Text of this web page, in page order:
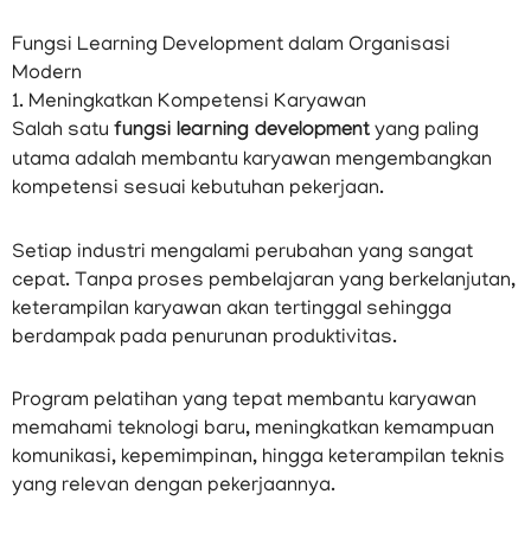
Fungsi Learning Development dalam Organisasi
Modern
1. Meningkatkan Kompetensi Karyawan
Salah satu fungsi learning development yang paling
utama adalah membantu karyawan mengembangkan
kompetensi sesuai kebutuhan pekerjaan.
Setiap industri mengalami perubahan yang sangat
cepat. Tanpa proses pembelajaran yang berkelanjutan,
keterampilan karyawan akan tertinggal sehingga
berdampak pada penurunan produktivitas.
Program pelatihan yang tepat membantu karyawan
memahami teknologi baru, meningkatkan kemampuan
komunikasi, kepemimpinan, hingga keterampilan teknis
yang relevan dengan pekerjaannya.